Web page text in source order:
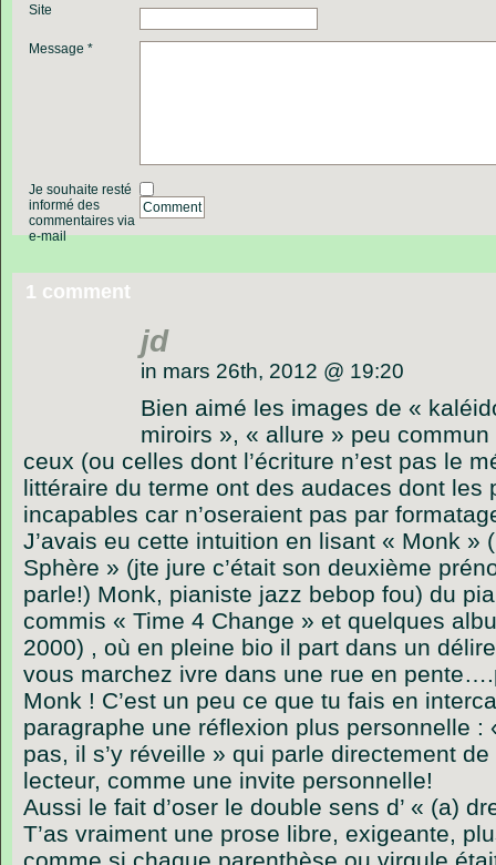
Site
Message *
Je souhaite resté
informé des
commentaires via
e-mail
Comment
1 comment
jd
in mars 26th, 2012 @ 19:20
Bien aimé les images de «
miroirs », « allure » peu
ceux (ou celles dont l’écriture n’est pas le
littéraire du terme ont des audaces dont les
incapables car n’oseraient pas par
J’avais eu cette intuition en lisant « Monk »
Sphère » (jte jure c’était son deuxième
parle!) Monk, pianiste jazz bebop fou) du
commis « Time 4 Change » et quelques
2000) , où en pleine bio il part dans un
vous marchez ivre dans une rue en
Monk ! C’est un peu ce que tu fais en
paragraphe une réflexion plus personnelle :
pas, il s’y réveille » qui parle directement
lecteur, comme une invite personnelle!
Aussi le fait d’oser le double sens d’ « (a)
T’as vraiment une prose libre, exigeante,